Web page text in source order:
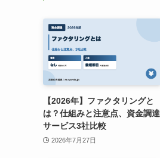
【2026年】ファクタリングと
は？仕組みと注意点、資金調達
サービス3社比較
2026年7月27日